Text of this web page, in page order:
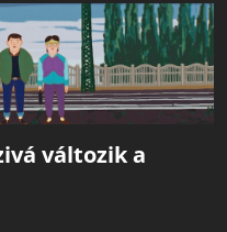
változik a